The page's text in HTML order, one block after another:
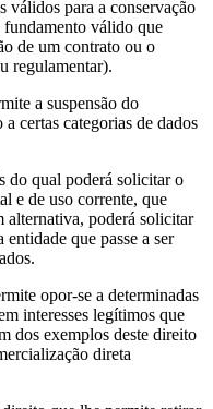
válidos para a conservação
fundamento válido que
de um contrato ou o
regulamentar).
a suspensão do
certas categorias de dados
do qual poderá solicitar o
e de uso corrente, que
alternativa, poderá solicitar
entidade que passe a ser
opor-se a determinadas
interesses legítimos que
dos exemplos deste direito
direta